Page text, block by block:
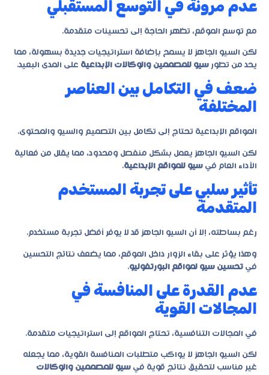
عدم مرونة في التوسع المستقبلي
مع توسع الموقع، تظهر الحاجة إلى تحسينات متقدمة.
لكن السيو الجاهز لا يسمح بإضافة استراتيجيات جديدة بسهولة، مما
يحد من تطور سيو للمصممين والوكالات الإبداعية على المدى البعيد.
ضعف في التكامل بين العناصر
المختلفة
المواقع الإبداعية تحتاج إلى تكامل بين التصميم والسيو والمحتوى.
لكن السيو الجاهز يعمل بشكل منفصل ومحدود، مما يقلل من فعالية
الأداء العام في سيو للمواقع الإبداعية.
تأثير سلبي على تجربة المستخدم
المتقدمة
رغم بساطته، إلا أن السيو الجاهز قد لا يوفر أفضل تجربة مستخدم.
وهذا يؤثر على بقاء الزوار داخل الموقع، مما يضعف نتائج التحسين
في تحسين سيو لمواقع البورتفوليو.
عدم القدرة على المنافسة في
المجالات القوية
في المجالات التنافسية، تحتاج المواقع إلى استراتيجيات متقدمة.
لكن السيو الجاهز لا يواكب متطلبات المنافسة القوية، مما يجعله
غير مناسب لتحقيق نتائج قوية في سيو للمصممين والوكالات